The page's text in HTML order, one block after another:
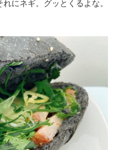
にネギ。グッとくるよな。